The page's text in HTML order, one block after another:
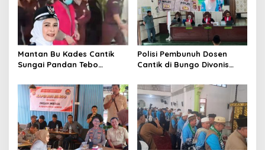
Mantan Bu Kades Cantik
Sungai Pandan Tebo
Milyar
Polisi Pembunuh Dosen
Cantik di Bungo Divonis